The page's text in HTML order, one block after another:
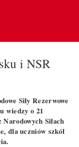
i NSR
Siły Rezerwowe
wiedzy o 21
Siłach
dla uczniów szkół